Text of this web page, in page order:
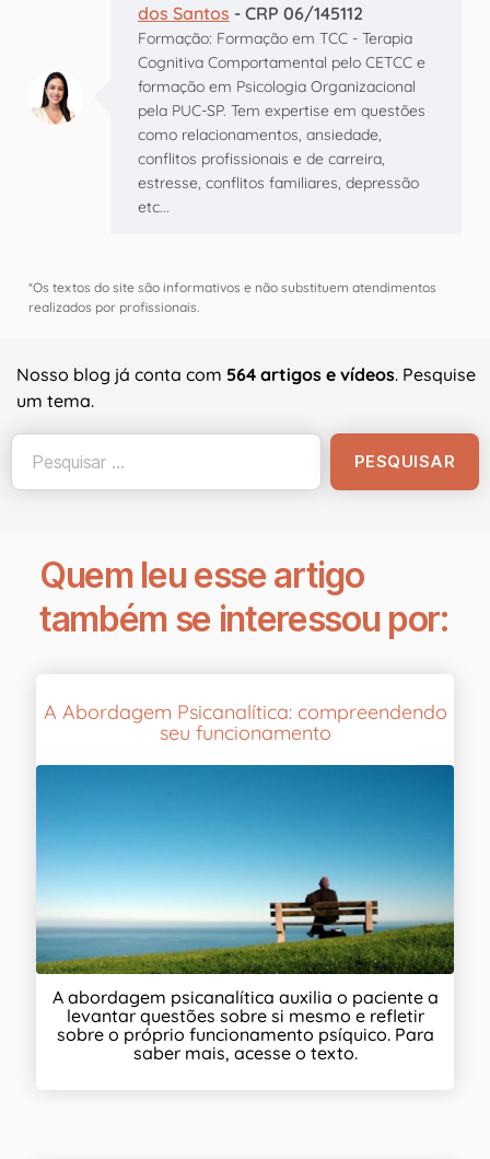
dos Santos - CRP 06/145112
Formação: Formação em TCC - Terapia
Cognitiva Comportamental pelo CETCC e
formação em Psicologia Organizacional
pela PUC-SP. Tem expertise em questões
como relacionamentos, ansiedade,
conflitos profissionais e de carreira,
estresse, conflitos familiares, depressão
etc...
*Os textos do site são informativos e não substituem atendimentos
realizados por profissionais.
Nosso blog já conta com 564 artigos e vídeos. Pesquise
um tema.
Quem leu esse artigo
também se interessou por:
A Abordagem Psicanalítica: compreendendo
seu funcionamento
A abordagem psicanalítica auxilia o paciente a
levantar questões sobre si mesmo e refletir
sobre o próprio funcionamento psíquico. Para
saber mais, acesse o texto.